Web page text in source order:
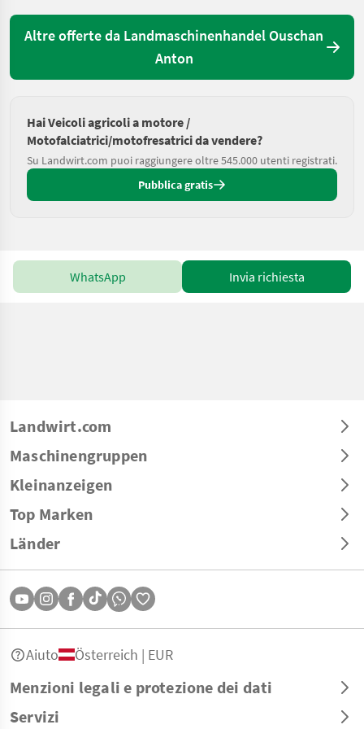
Altre offerte da Landmaschinenhandel Ouschan
Anton
Hai Veicoli agricoli a motore /
Motofalciatrici/motofresatrici da vendere?
Su Landwirt.com puoi raggiungere oltre 545.000 utenti registrati.
Pubblica gratis
WhatsApp Invia richiesta
Landwirt.com
Maschinengruppen
Kleinanzeigen
Top Marken
Länder
Menzioni legali e protezione dei dati
Servizi
Aiuto Österreich | EUR